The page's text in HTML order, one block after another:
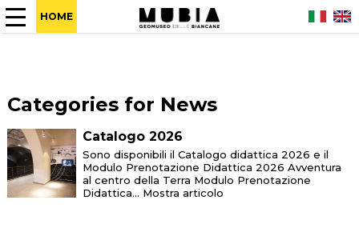
HOME
Categories for News
Catalogo 2026
Sono disponibili il Catalogo didattica 2026 e il
Modulo Prenotazione Didattica 2026 Avventura
al centro della Terra Modulo Prenotazione
Didattica... Mostra articolo